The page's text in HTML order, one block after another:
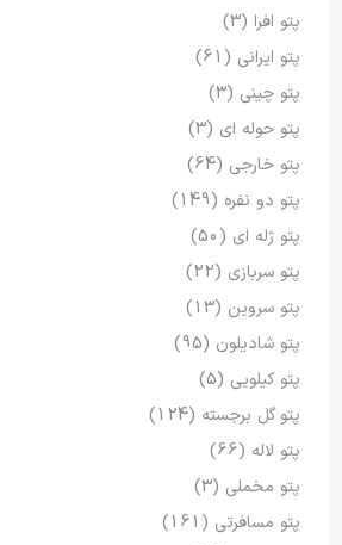
پتو افرا (3)
پتو ایرانی (61)
پتو چینی (3)
پتو حوله ای (3)
پتو خارجی (64)
پتو دو نفره (149)
پتو ژله ای (50)
پتو سربازی (22)
پتو سروین (13)
پتو شادیلون (95)
پتو کیلویی (5)
پتو گل برجسته (124)
پتو لاله (66)
پتو مخملی (3)
پتو مسافرتی (161)